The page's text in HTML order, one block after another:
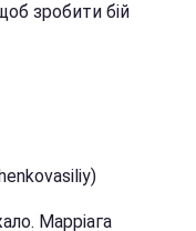
зробити бій
Марріага